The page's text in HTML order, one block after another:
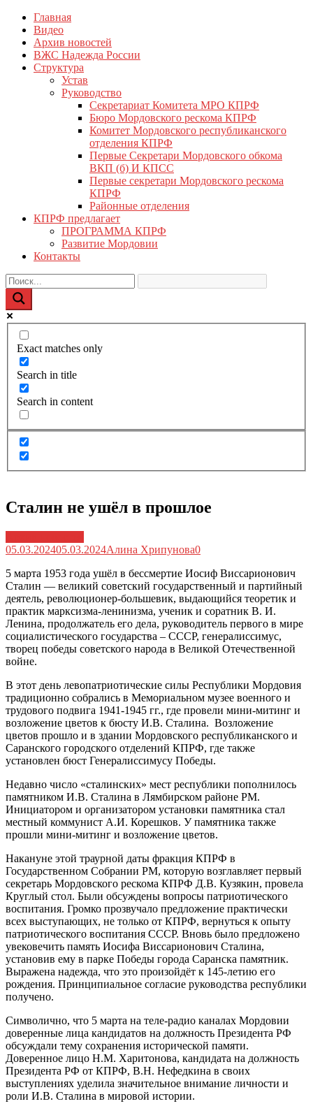
Перейти
содержимому
КПРФ Мордовия
Мордовское Региональное отделение КПРФ
Главная
Видео
Архив новостей
ВЖС Надежда России
Структура
Устав
Руководство
Секретариат Комитета МРО КПРФ
Бюро Мордовского рескома КПРФ
Комитет Мордовского республиканского
отделения КПРФ
Первые Секретари Мордовского обкома
ВКП (б) И КПСС
Первые секретари Мордовского рескома
КПРФ
Районные отделения
КПРФ предлагает
ПРОГРАММА КПРФ
Развитие Мордовии
Контакты
Exact matches only
Search in title
Search in content
Сталин не ушёл в прошлое
05.03.202405.03.2024Алина Хрипунова0
5 марта 1953 года ушёл в бессмертие Иосиф Виссарионович
Сталин — великий советский государственный и партийный
деятель, революционер-большевик, выдающийся теоретик и
практик марксизма-ленинизма, ученик и соратник В. И.
Ленина, продолжатель его дела, руководитель первого в мире
социалистического государства – СССР, генералиссимус,
творец победы советского народа в Великой Отечественной
войне.
В этот день левопатриотические силы Республики Мордовия
традиционно собрались в Мемориальном музее военного и
трудового подвига 1941-1945 гг., где провели мини-митинг и
возложение цветов к бюсту И.В. Сталина. Возложение
цветов прошло и в здании Мордовского республиканского и
Саранского городского отделений КПРФ, где также
установлен бюст Генералиссимусу Победы.
Недавно число «сталинских» мест республики пополнилось
памятником И.В. Сталина в Лямбирском районе РМ.
Инициатором и организатором установки памятника стал
местный коммунист А.И. Корешков. У памятника также
прошли мини-митинг и возложение цветов.
Накануне этой траурной даты фракция КПРФ в
Государственном Собрании РМ, которую возглавляет первый
секретарь Мордовского рескома КПРФ Д.В. Кузякин, провела
Круглый стол. Были обсуждены вопросы патриотического
воспитания. Громко прозвучало предложение практически
всех выступающих, не только от КПРФ, вернуться к опыту
патриотического воспитания СССР. Вновь было предложено
увековечить память Иосифа Виссарионович Сталина,
установив ему в парке Победы города Саранска памятник.
Выражена надежда, что это произойдёт к 145-летию его
рождения. Принципиальное согласие руководства республики
получено.
Символично, что 5 марта на теле-радио каналах Мордовии
доверенные лица кандидатов на должность Президента РФ
обсуждали тему сохранения исторической памяти.
Доверенное лицо Н.М. Харитонова, кандидата на должность
Президента РФ от КПРФ, В.Н. Нефедкина в своих
выступлениях уделила значительное внимание личности и
роли И.В. Сталина в мировой истории.